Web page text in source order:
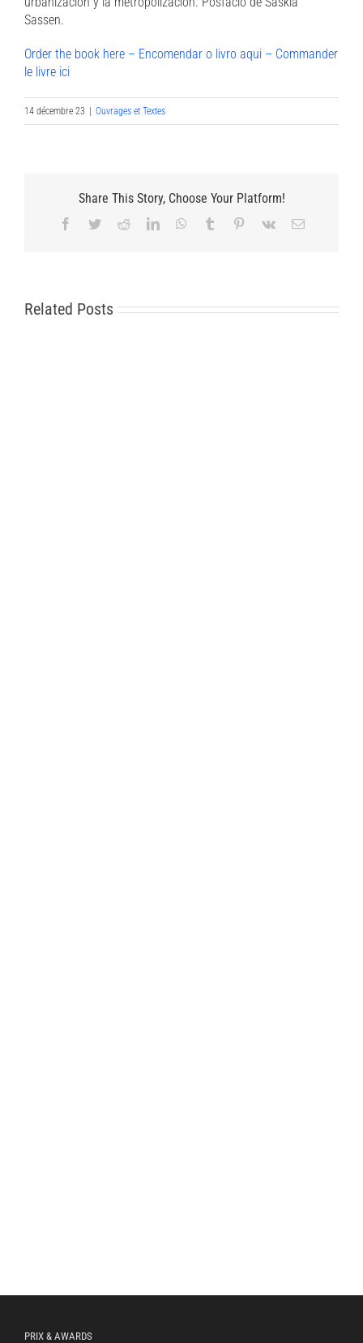
Sassen.
Order the book here – Encomendar o livro aqui – Commander
le livre ici
14 décembre 23 Ouvrages et Textes
Share This Story, Choose Your Platform!
Facebook
TwitterRedditLinkedInWhatsApp
Tumblr Pinterest
Vk Email
Related Posts
PRIX & AWARDS